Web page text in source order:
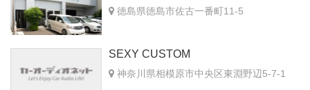
徳島県徳島市佐古一番町11-5
SEXY CUSTOM
神奈川県相模原市中央区東淵野辺5-7-1